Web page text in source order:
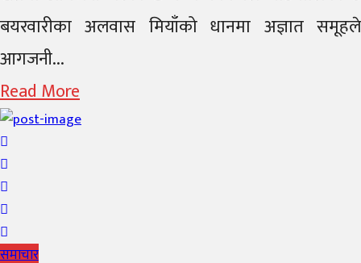
बयरवारीका अलवास मियाँको धानमा अज्ञात समूहले
आगजनी...
Read More
समाचार